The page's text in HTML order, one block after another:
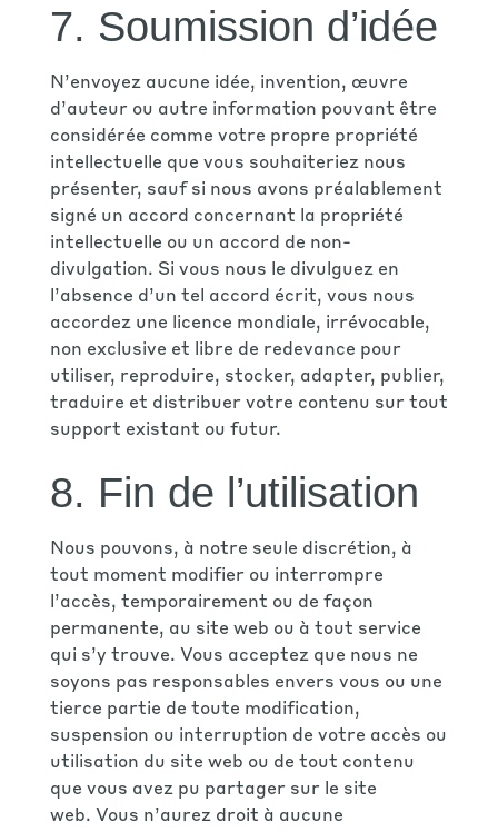
7. Soumission d’idée
N’envoyez aucune idée, invention, œuvre
d’auteur ou autre information pouvant être
considérée comme votre propre propriété
intellectuelle que vous souhaiteriez nous
présenter, sauf si nous avons préalablement
signé un accord concernant la propriété
intellectuelle ou un accord de non-
divulgation. Si vous nous le divulguez en
l’absence d’un tel accord écrit, vous nous
accordez une licence mondiale, irrévocable,
non exclusive et libre de redevance pour
utiliser, reproduire, stocker, adapter, publier,
traduire et distribuer votre contenu sur tout
support existant ou futur.
8. Fin de l’utilisation
Nous pouvons, à notre seule discrétion, à
tout moment modifier ou interrompre
l’accès, temporairement ou de façon
permanente, au site web ou à tout service
qui s’y trouve. Vous acceptez que nous ne
soyons pas responsables envers vous ou une
tierce partie de toute modification,
suspension ou interruption de votre accès ou
utilisation du site web ou de tout contenu
que vous avez pu partager sur le site
web. Vous n’aurez droit à aucune